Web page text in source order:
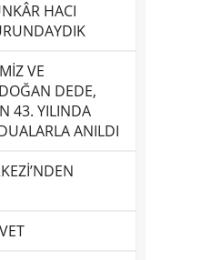
HACI
VE
DEDE,
43. YILINDA
ANILDI